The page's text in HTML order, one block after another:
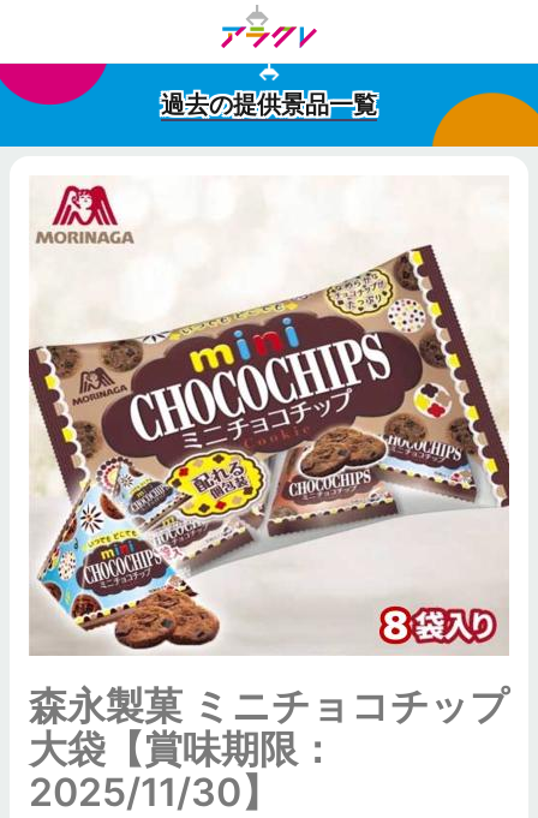
過去の提供景品一覧
森永製菓 ミニチョコチップ
大袋【賞味期限：
2025/11/30】